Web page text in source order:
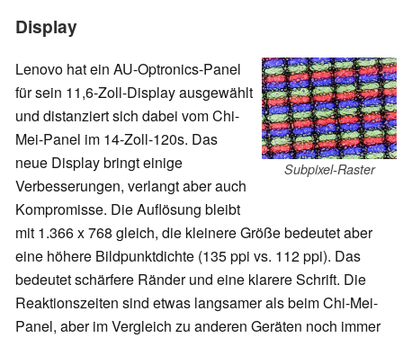
Display
Subpixel-Raster
Lenovo hat ein AU-Optronics-Panel
für sein 11,6-Zoll-Display ausgewählt
und distanziert sich dabei vom Chi-
Mei-Panel im 14-Zoll-120s. Das
neue Display bringt einige
Verbesserungen, verlangt aber auch
Kompromisse. Die Auflösung bleibt
mit 1.366 x 768 gleich, die kleinere Größe bedeutet aber
eine höhere Bildpunktdichte (135 ppi vs. 112 ppi). Das
bedeutet schärfere Ränder und eine klarere Schrift. Die
Reaktionszeiten sind etwas langsamer als beim Chi-Mei-
Panel, aber im Vergleich zu anderen Geräten noch immer